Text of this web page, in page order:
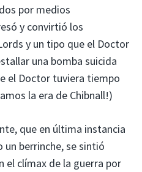
por medios
y convirtió los
y un tipo que el Doctor
una bomba suicida
el Doctor tuviera tiempo
la era de Chibnall!)
que en última instancia
un berrinche, se sintió
el clímax de la guerra por